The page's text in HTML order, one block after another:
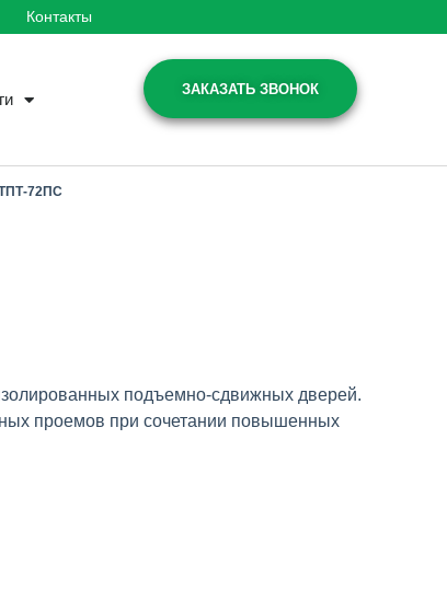
Контакты
ЗАКАЗАТЬ ЗВОНОК
72ПС
подъемно-сдвижных дверей.
проемов при сочетании повышенных